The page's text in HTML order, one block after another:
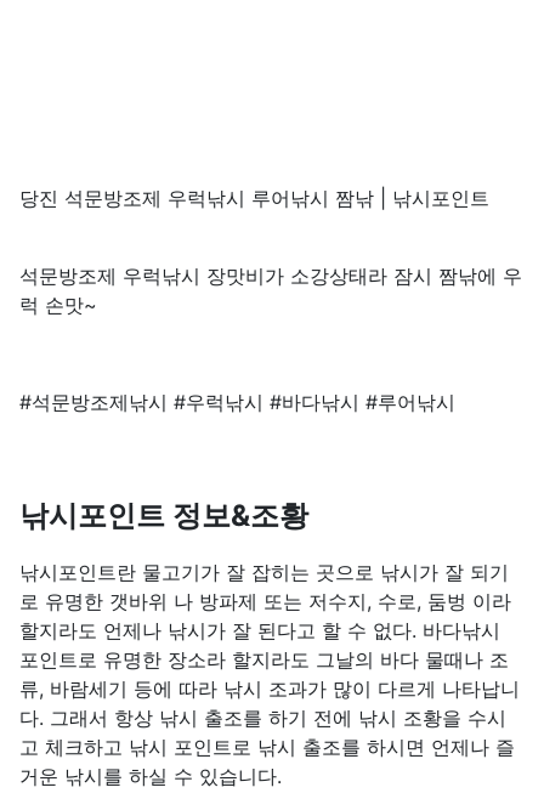
당진 석문방조제 우럭낚시 루어낚시 짬낚 | 낚시포인트
석문방조제 우럭낚시 장맛비가 소강상태라 잠시 짬낚에 우
럭 손맛~
#석문방조제낚시 #우럭낚시 #바다낚시 #루어낚시
낚시포인트 정보&조황
낚시포인트란 물고기가 잘 잡히는 곳으로 낚시가 잘 되기
로 유명한 갯바위 나 방파제 또는 저수지, 수로, 둠벙 이라
할지라도 언제나 낚시가 잘 된다고 할 수 없다. 바다낚시
포인트로 유명한 장소라 할지라도 그날의 바다 물때나 조
류, 바람세기 등에 따라 낚시 조과가 많이 다르게 나타납니
다. 그래서 항상 낚시 출조를 하기 전에 낚시 조황을 수시
고 체크하고 낚시 포인트로 낚시 출조를 하시면 언제나 즐
거운 낚시를 하실 수 있습니다.